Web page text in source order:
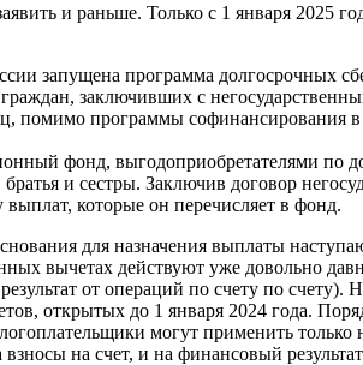
и раньше. Только с 1 января 2025
запущена программа
граждан, заключивших с
помимо программы софинансирования
фонд, выгодоприобретателями по
и сестры. Заключив договор
которые он перечисляет в фонд.
для назначения выплаты
вычетах действуют уже довольно
от операций по счету по счету).
открытых до 1 января 2024 года.
могут применить
на счет, и на финансовый